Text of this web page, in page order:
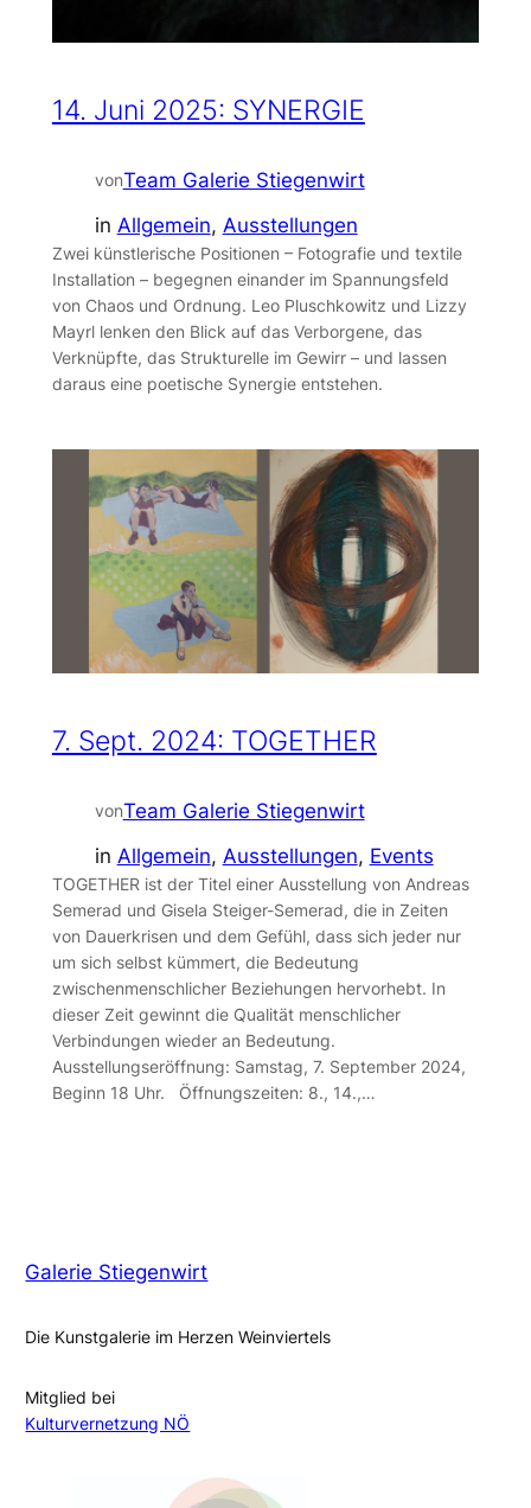
14. Juni 2025: SYNERGIE
vonTeam Galerie Stiegenwirt
in Allgemein, Ausstellungen
Zwei künstlerische Positionen – Fotografie und textile
Installation – begegnen einander im Spannungsfeld
von Chaos und Ordnung. Leo Pluschkowitz und Lizzy
Mayrl lenken den Blick auf das Verborgene, das
Verknüpfte, das Strukturelle im Gewirr – und lassen
daraus eine poetische Synergie entstehen.
7. Sept. 2024: TOGETHER
vonTeam Galerie Stiegenwirt
in Allgemein, Ausstellungen, Events
TOGETHER ist der Titel einer Ausstellung von Andreas
Semerad und Gisela Steiger-Semerad, die in Zeiten
von Dauerkrisen und dem Gefühl, dass sich jeder nur
um sich selbst kümmert, die Bedeutung
zwischenmenschlicher Beziehungen hervorhebt. In
dieser Zeit gewinnt die Qualität menschlicher
Verbindungen wieder an Bedeutung.
Ausstellungseröffnung: Samstag, 7. September 2024,
Beginn 18 Uhr. Öffnungszeiten: 8., 14.,…
Galerie Stiegenwirt
Die Kunstgalerie im Herzen Weinviertels
Mitglied bei
Kulturvernetzung NÖ